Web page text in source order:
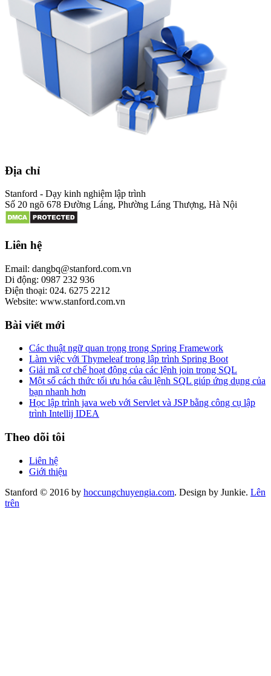
Địa chỉ
Stanford - Dạy kinh nghiệm lập trình
Số 20 ngõ 678 Đường Láng, Phường Láng Thượng, Hà Nội
Liên hệ
Email: dangbq@stanford.com.vn
Di động: 0987 232 936
Điện thoại: 024. 6275 2212
Website: www.stanford.com.vn
Bài viết mới
Các thuật ngữ quan trọng trong Spring Framework
Làm việc với Thymeleaf trong lập trình Spring Boot
Giải mã cơ chế hoạt động của các lệnh join trong SQL
Một số cách thức tối ưu hóa câu lệnh SQL giúp ứng dụng của
bạn nhanh hơn
Học lập trình java web với Servlet và JSP bằng công cụ lập
trình Intellij IDEA
Theo dõi tôi
Liên hệ
Giới thiệu
Stanford © 2016 by hoccungchuyengia.com. Design by Junkie. Lên
trên